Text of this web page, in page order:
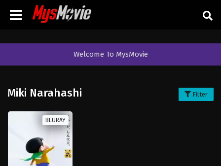
Welcome To MysMovie
Miki Narahashi Filter
BLURAY